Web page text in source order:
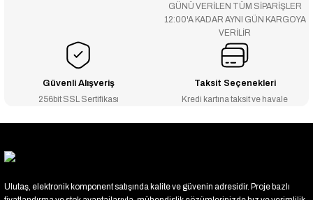
GÜNÜ VERİLEN TÜM SİPARİŞLER
12:00'A KADAR AYNI GÜN KARGOYA
VERİLİR
Güvenli Alışveriş
256bit SSL Sertifikası
Taksit Seçenekleri
Kredi kartına taksit ve havale
Ulutaş, elektronik komponent satışında kalite ve güvenin adresidir. Proje bazlı